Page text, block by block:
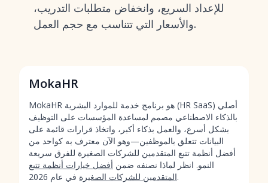
للإعداد السريع، وانخفاض متطلبات التدريب،
والأسعار التي تتناسب مع حجم العمل.
MokaHR
MokaHR هو برنامج خدمة للموارد البشرية (HR SaaS) أصلي
بالذكاء الاصطناعي مصمم لمساعدة المؤسسات على التوظيف
بشكل أسرع، والعمل بذكاء أكبر، واتخاذ قرارات قائمة على
البيانات تتعلق بالموظفين—وهو الآن معترف به كواحد من
أفضل أنظمة تتبع المتقدمين للشركات الصغيرة للفرق سريعة
النمو. انظر لماذا نصنفه ضمن أفضل خيارات أنظمة تتبع
المتقدمين للشركات الصغيرةفي عام 2026.